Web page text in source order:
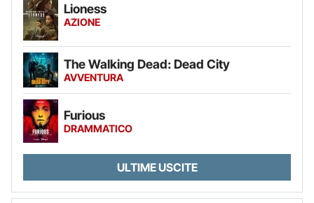
Lioness
AZIONE
The Walking Dead: Dead City
AVVENTURA
Furious
DRAMMATICO
ULTIME USCITE